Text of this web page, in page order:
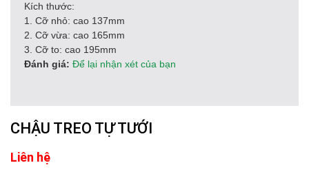
Kích thước:
1. Cỡ nhỏ: cao 137mm
2. Cỡ vừa: cao 165mm
3. Cỡ to: cao 195mm
Đánh giá: Để lại nhận xét của bạn
CHẬU TREO TỰ TƯỚI
Liên hệ